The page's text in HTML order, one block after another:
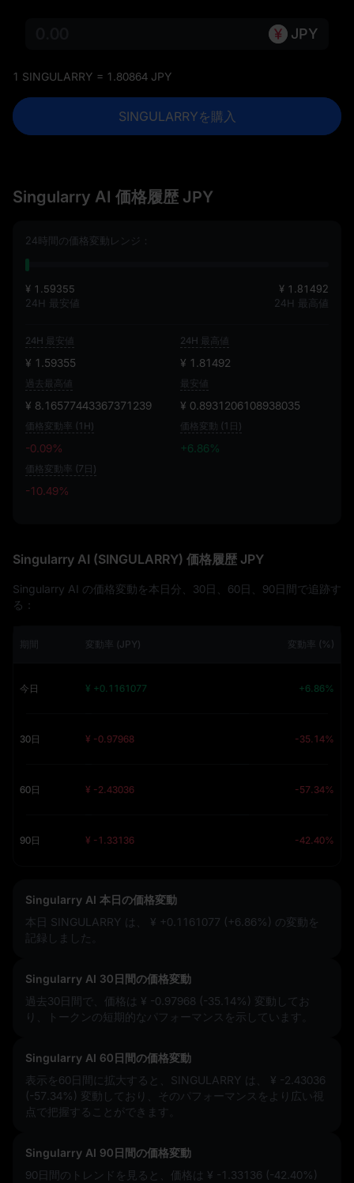
JPY
1 SINGULARRY = 1.80864 JPY
SINGULARRYを購入
Singularry AI 価格履歴 JPY
24時間の価格変動レンジ：
¥ 1.59355
24H 最安値
¥ 1.81492
24H 最高値
24H 最安値
¥ 1.59355
24H 最高値
¥ 1.81492
過去最高値
¥ 8.16577443367371239
最安値
¥ 0.8931206108938035
価格変動率 (1H)
-0.09%
価格変動 (1日)
+6.86%
価格変動率 (7日)
-10.49%
Singularry AI (SINGULARRY) 価格履歴 JPY
Singularry AI の価格変動を本日分、30日、60日、90日間で追跡す
る：
期間 変動率 (JPY) 変動率 (%)
今日 ¥ +0.1161077 +6.86%
30日 ¥ -0.97968 -35.14%
60日 ¥ -2.43036 -57.34%
90日 ¥ -1.33136 -42.40%
Singularry AI 本日の価格変動
本日 SINGULARRY は、
¥ +0.1161077 (+6.86%) の変動を
記録しました。
Singularry AI 30日間の価格変動
過去30日間で、価格は ¥ -0.97968 (-35.14%) 変動してお
り、トークンの短期的なパフォーマンスを示しています。
Singularry AI 60日間の価格変動
表示を60日間に拡大すると、SINGULARRY は、
¥ -2.43036
(-57.34%) 変動しており、そのパフォーマンスをより広い視
点で把握することができます。
Singularry AI 90日間の価格変動
90日間のトレンドを見ると、価格は ¥ -1.33136 (-42.40%)